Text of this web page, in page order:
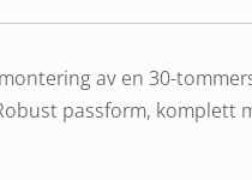
av en 30-
passform, komplett